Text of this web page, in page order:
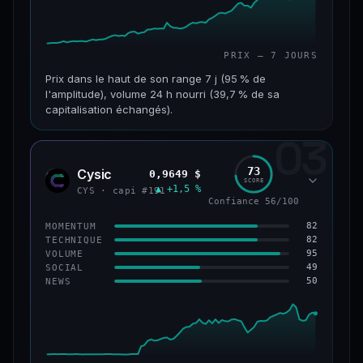
PRIX — 7 JOURS
Prix dans le haut de son range 7 j (95 % de
l'amplitude), volume 24 h nourri (39,7 % de sa
capitalisation échangés).
CAP. MARCHÉ VOLUME 24 H
VAR. 7 J VAR. 30 J
+203,1 %
VS ATH
−86,3 % #235
CONFIANCE 67/100
03
CYS Cysic
CYS · capi #191
0,9649 $
▲ +1,5 %
73
SCORE
Confiance 56/100
MOMENTUM 82
TECHNIQUE 82
VOLUME 95
SOCIAL 49
NEWS 50